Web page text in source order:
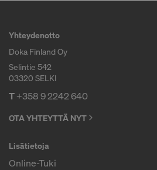
Yhteydenotto
Doka Finland Oy
Selintie 542
03320 SELKI
T+358 9 2242 640
OTA YHTEYTTÄ NYT
Lisätietoja
Online-Tuki